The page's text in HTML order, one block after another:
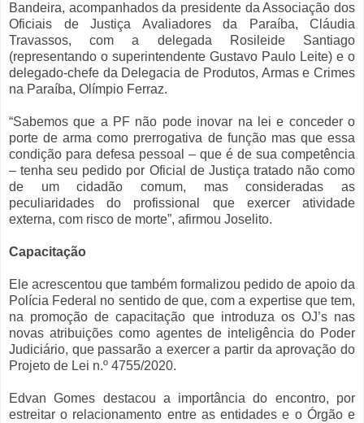
Bandeira, acompanhados da presidente da Associação dos
Oficiais de Justiça Avaliadores da Paraíba, Cláudia
Travassos, com a delegada Rosileide Santiago
(representando o superintendente Gustavo Paulo Leite) e o
delegado-chefe da Delegacia de Produtos, Armas e Crimes
na Paraíba, Olímpio Ferraz.
“Sabemos que a PF não pode inovar na lei e conceder o
porte de arma como prerrogativa de função mas que essa
condição para defesa pessoal – que é de sua competência
– tenha seu pedido por Oficial de Justiça tratado não como
de um cidadão comum, mas consideradas as
peculiaridades do profissional que exercer atividade
externa, com risco de morte”, afirmou Joselito.
Capacitação
Ele acrescentou que também formalizou pedido de apoio da
Polícia Federal no sentido de que, com a expertise que tem,
na promoção de capacitação que introduza os OJ’s nas
novas atribuições como agentes de inteligência do Poder
Judiciário, que passarão a exercer a partir da aprovação do
Projeto de Lei n.º 4755/2020.
Edvan Gomes destacou a importância do encontro, por
estreitar o relacionamento entre as entidades e o Órgão e